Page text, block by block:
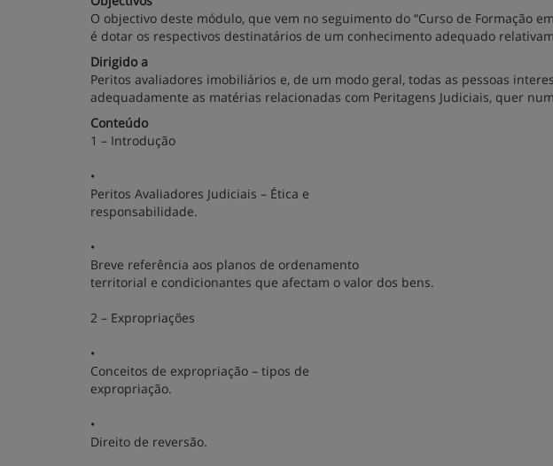
O objectivo deste módulo, que vem no seguimento do “Curso de Formação
é dotar os respectivos destinatários de um conhecimento adequado
Dirigido a
Peritos avaliadores imobiliários e, de um modo geral, todas as pessoas
adequadamente as matérias relacionadas com Peritagens Judiciais, quer
Conteúdo
1 – Introdução
•
Peritos Avaliadores Judiciais – Ética e
responsabilidade.
•
Breve referência aos planos de ordenamento
territorial e condicionantes que afectam o valor dos bens.
2 – Expropriações
•
Conceitos de expropriação – tipos de
expropriação.
•
Direito de reversão.